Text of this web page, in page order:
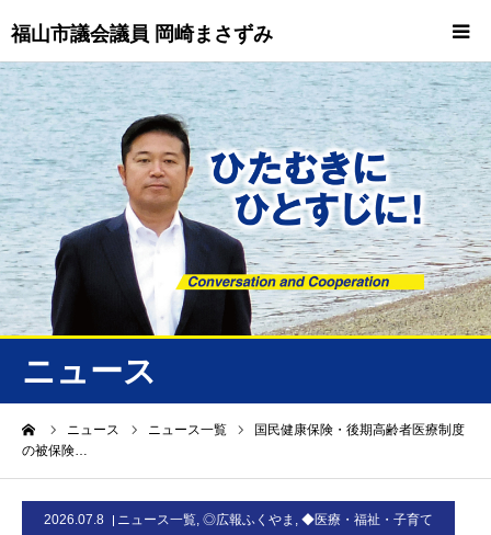
福山市議会議員 岡崎まさずみ
ニュース
ニュース ニュース一覧
国民健康保険・後期高齢者医療制度
の被保険…
2026.07.8 ニュース一覧, ◎広報ふくやま , ◆医療・福祉・子育て
HOME
重要情報
プロフィール
ニュース/トピックス
ニュース
お問合せ